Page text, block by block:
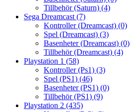
Tillbehör (Saturn) (4)
Sega Dreamcast (7)
Kontroller (Dreamcast) (0)
Spel (Dreamcast) (3)
Basenheter (Dreamcast) (0)
Tillbehör (Dreamcast) (4)
Playstation 1 (58)
Kontroller (Ps1) (3)
Spel (PS1) (46)
Basenheter (PS1) (0)
Tillbehör (PS1) (9)
Playstation 2 (435)